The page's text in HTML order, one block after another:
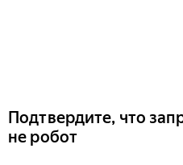
Подтвердите, что
не робот